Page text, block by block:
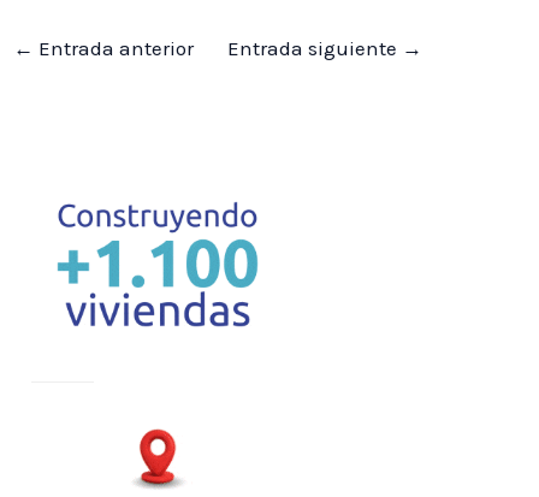
← Entrada anterior Entrada siguiente →